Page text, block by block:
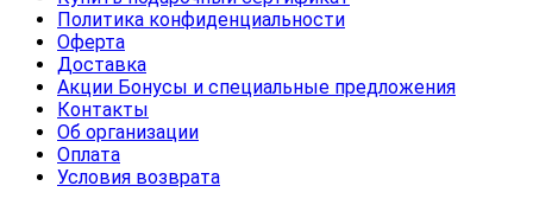
Политика конфиденциальности
Оферта
Доставка
Акции Бонусы и специальные предложения
Контакты
Об организации
Оплата
Условия возврата